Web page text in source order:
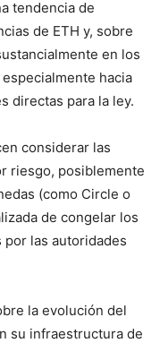
tendencia de
de ETH y, sobre
en los
hacia
directas para la ley.
considerar las
riesgo, posiblemente
(como Circle o
de congelar los
por las autoridades
la evolución del
su infraestructura de